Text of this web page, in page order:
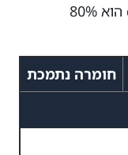
בעולם ה-Embedded AI, ה-deploy הוא 80%
חומרה נתמכת